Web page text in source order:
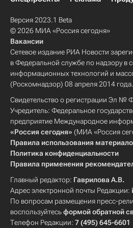
Версия 2023.1 Beta
© 2026 МИА «Россия сегодня»
Вакансии
Сетевое издание РИА Новости
в Федеральной службе по надзору в
информационных технологий и
(Роскомнадзор) 08 апреля 2014 года.
Свидетельство о регистрации Эл №
Учредитель: Федеральное
предприятие Международное
«Россия сегодня» (МИА «Россия
Правила использования
Политика конфиденциальности
Правила применения
Главный редактор: Гаврилова А.В.
Адрес электронной почты Редакции:
По вопросам размещения пресс-
воспользуйтесьформой обратной
Телефон Редакции: 7 (495) 645-6601